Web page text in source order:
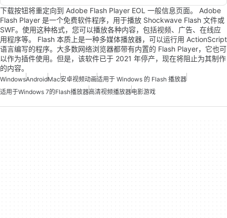
下载按钮将重定向到 Adobe Flash Player EOL 一般信息页面。 Adobe
Flash Player 是一个免费软件程序，用于播放 Shockwave Flash 文件或
SWF。使用这种格式，您可以播放各种内容，包括视频、广告、在线应
用程序等。 Flash 本质上是一种多媒体播放器，可以运行用 ActionScript
语言编写的程序。大多数网络浏览器都带有内置的 Flash Player，它也可
以作为插件使用。但是，该软件已于 2021 年停产，现在将阻止为其制作
的内容。
WindowsAndroidMac安卓视频动画适用于 Windows 的 Flash 播放器
适用于Windows 7的Flash播放器高清视频播放器电影游戏